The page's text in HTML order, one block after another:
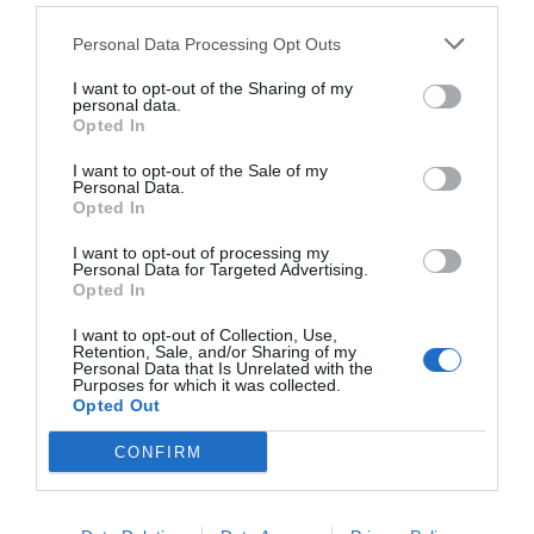
Personal Data Processing Opt Outs
I want to opt-out of the Sharing of my
personal data.
Opted In
I want to opt-out of the Sale of my
Personal Data.
Opted In
I want to opt-out of processing my
Personal Data for Targeted Advertising.
Opted In
I want to opt-out of Collection, Use,
Retention, Sale, and/or Sharing of my
Personal Data that Is Unrelated with the
Purposes for which it was collected.
Opted Out
CONFIRM
ELS MÉS LLEGITS
AVUI DESTAQUEM
EL NOSTRE